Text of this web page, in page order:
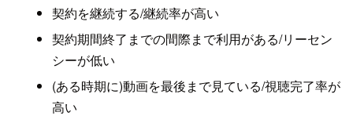
契約を継続する/継続率が高い
契約期間終了までの間際まで利用がある/リーセン
シーが低い
(ある時期に)動画を最後まで見ている/視聴完了率が
高い